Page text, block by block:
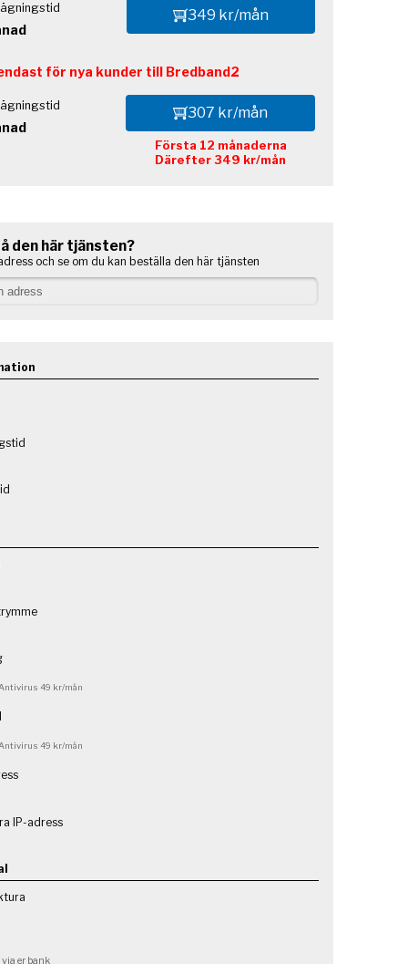
349 kr/mån
för nya kunder till Bredband2
307 kr/mån
Första 12 månaderna
Därefter 349 kr/mån
den här tjänsten?
och se om du kan beställa den här tjänsten
49 kr/mån
49 kr/mån
IP-adress
er bank